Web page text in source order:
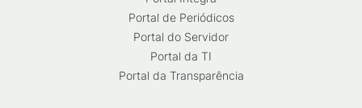
Portal de Periódicos
Portal do Servidor
Portal da TI
Portal da Transparência